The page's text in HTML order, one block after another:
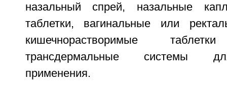
назальный спрей, назальные
таблетки, вагинальные или
кишечнорастворимые
трансдермальные системы
применения.